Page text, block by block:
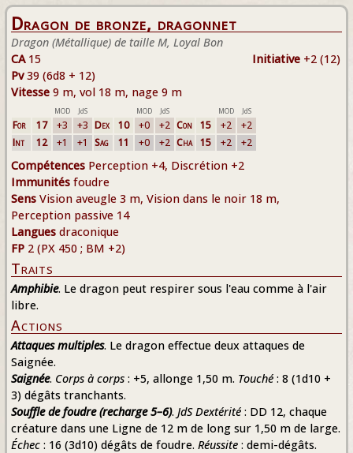
Dragon de bronze, dragonnet
Dragon (Métallique) de taille M, Loyal Bon
Initiative +2 (12)
CA15
Pv39 (6d8 + 12)
Vitesse 9 m, vol 18 m, nage 9 m
MOD JdS MOD JdS MOD JdS
For 17 +3 +3 Dex 10 +0 +2 Con 15 +2
+2
Int
12 +1 +1 Sag 11 +0 +2 Cha 15 +2 +2
Compétences Perception +4, Discrétion +2
Immunités foudre
Sens Vision aveugle 3 m, Vision dans le noir 18 m,
Perception passive 14
Langues draconique
FP 2 (PX 450 ; BM +2)
Traits
Amphibie. Le dragon peut respirer sous l'eau comme à l'air
libre.
Actions
Attaques multiples. Le dragon effectue deux attaques de
Saignée.
Saignée. Corps à corps : +5, allonge 1,50 m. Touché : 8 (1d10 +
3) dégâts tranchants.
Souffle de foudre (recharge 5–6). JdS Dextérité : DD 12, chaque
créature dans une Ligne de 12 m de long sur 1,50 m de large.
Échec : 16 (3d10) dégâts de foudre. Réussite : demi-dégâts.